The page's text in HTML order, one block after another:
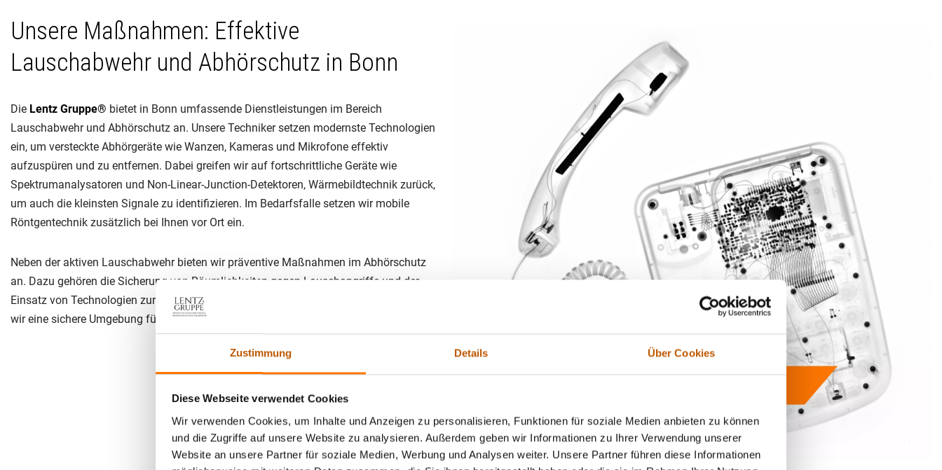
Zustimmung Details Über Cookies
Diese Webseite verwendet Cookies
Wir verwenden Cookies, um Inhalte und Anzeigen zu personalisieren, Funktionen für soziale Medien anbieten zu können
und die Zugriffe auf unsere Website zu analysieren. Außerdem geben wir Informationen zu Ihrer Verwendung unserer
Website an unsere Partner für soziale Medien, Werbung und Analysen weiter. Unsere Partner führen diese Informationen
Unsere Maßnahmen: Effektive
Lauschabwehr und Abhörschutz in Bonn
Die Lentz Gruppe® bietet in Bonn umfassende Dienstleistungen im Bereich
Lauschabwehr und Abhörschutz an. Unsere Techniker setzen modernste Technologien
ein, um versteckte Abhörgeräte wie Wanzen, Kameras und Mikrofone effektiv
aufzuspüren und zu entfernen. Dabei greifen wir auf fortschrittliche Geräte wie
Spektrumanalysatoren und Non-Linear-Junction-Detektoren, Wärmebildtechnik zurück,
um auch die kleinsten Signale zu identifizieren. Im Bedarfsfalle setzen wir mobile
Röntgentechnik zusätzlich bei Ihnen vor Ort ein.
Neben der aktiven Lauschabwehr bieten wir präventive Maßnahmen im Abhörschutz
an. Dazu gehören die Sicherung von Räumlichkeiten gegen Lauschangriffe und der
Einsatz von Technologien zur Verfälschung elektromagnetischer Signale. So schaffen
wir eine sichere Umgebung für vertrauliche Gespräche und sensible Daten.